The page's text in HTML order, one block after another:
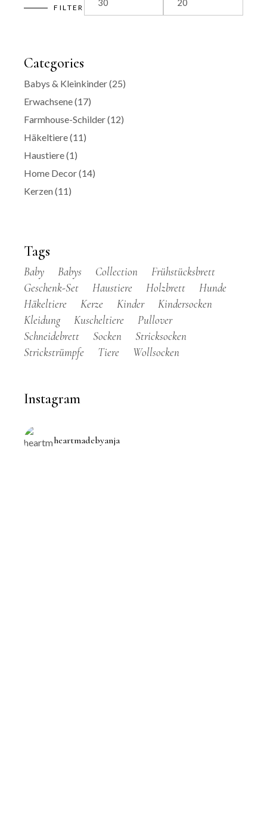
FILTER
Categories
Babys & Kleinkinder(25)
Erwachsene(17)
Farmhouse-Schilder(12)
Häkeltiere(11)
Haustiere(1)
Home Decor(14)
Kerzen(11)
Tags
Baby Babys Collection
Frühstücksbrett
Geschenk-Set
Haustiere Holzbrett
Hunde
Häkeltiere
Kerze Kinder
Kindersocken
Kleidung
Kuscheltiere
Pullover
Schneidebrett
Socken
Stricksocken
Strickstrümpfe
Tiere Wollsocken
Instagram
heartmadebyanja